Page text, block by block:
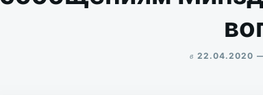
в 22.04.2020